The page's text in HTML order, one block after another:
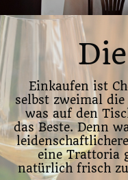
Einkaufen ist
selbst zweimal die
was auf den
das Beste. Denn
eine Trattoria
natürlich frisch